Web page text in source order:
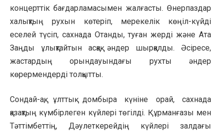
концерттік бағдарламасымен жалғасты. Өнерпаздар
халықтың рухын көтеріп, мерекелік көңіл-күйді
еселей түсіп, сахнада Отанды, туған жерді және Ата
Заңды ұлықтайтын асқақ әндер шырқалды. Әсіресе,
жастардың орындауындағы рухты әндер
көрермендерді толқытты.
Сондай-ақ, ұлттық домбыра күніне орай, сахнада
қазақтың күмбірлеген күйлері төгілді. Құрманғазы мен
Тәттімбеттің, Дәулеткерейдің күйлері залдағы